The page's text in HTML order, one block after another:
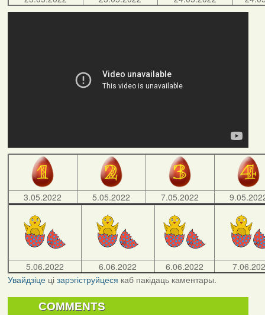
3.05.2022 5.05.2022 7.05.2022
5.06.2022 6.06.2022 6.06.2022
Увайдзіцеці зарэгіструйцеся каб пакідаць каментары.
COMMENTS